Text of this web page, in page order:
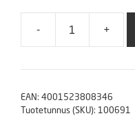
- +
EAN: 4001523808346
Tuotetunnus (SKU): 100691